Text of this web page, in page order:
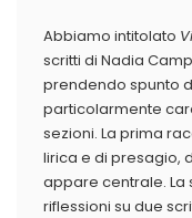
Abbiamo intitolato
scritti di Nadia
prendendo spunto
particolarmente
sezioni. La prima
lirica e di presagio,
appare centrale.
riflessioni su due